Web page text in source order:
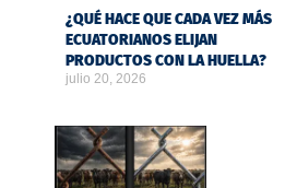
¿QUÉ HACE QUE CADA VEZ MÁS
ECUATORIANOS ELIJAN
PRODUCTOS CON LA HUELLA?
julio 20, 2026